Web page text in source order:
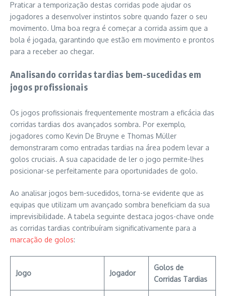
Praticar a temporização destas corridas pode ajudar os
jogadores a desenvolver instintos sobre quando fazer o seu
movimento. Uma boa regra é começar a corrida assim que a
bola é jogada, garantindo que estão em movimento e prontos
para a receber ao chegar.
Analisando corridas tardias bem-sucedidas em
jogos profissionais
Os jogos profissionais frequentemente mostram a eficácia das
corridas tardias dos avançados sombra. Por exemplo,
jogadores como Kevin De Bruyne e Thomas Müller
demonstraram como entradas tardias na área podem levar a
golos cruciais. A sua capacidade de ler o jogo permite-lhes
posicionar-se perfeitamente para oportunidades de golo.
Ao analisar jogos bem-sucedidos, torna-se evidente que as
equipas que utilizam um avançado sombra beneficiam da sua
imprevisibilidade. A tabela seguinte destaca jogos-chave onde
as corridas tardias contribuíram significativamente para a
marcação de golos:
Jogo Jogador
Golos de
Corridas Tardias